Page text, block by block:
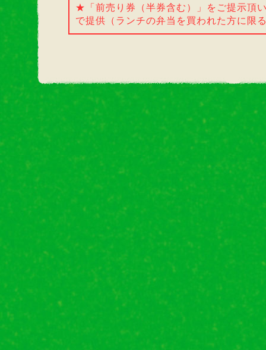
★「前売り券（半券含む）」をご提示頂
で提供（ランチの弁当を買われた方に限